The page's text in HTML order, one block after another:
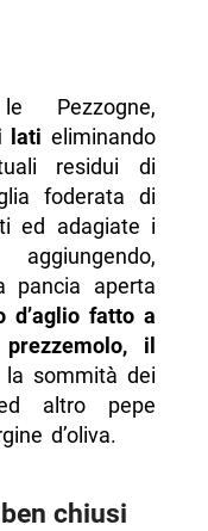
Pezzogne,
lati eliminando
residui di
foderata di
ed adagiate i
pancia aperta
d’aglio fatto a
il
la sommità dei
altro pepe
d’oliva.
chiusi